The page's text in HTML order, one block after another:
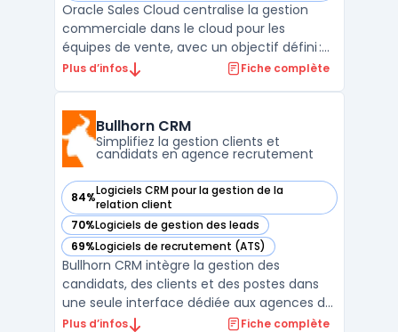
Oracle Sales Cloud centralise la gestion
commerciale dans le cloud pour les
équipes de vente, avec un objectif défini :
structurer l’exécution du cycle de vente sur
fonctionnalités nécessaires pour relier
campagnes ...
Plus d’infos Fiche complète
Bullhorn CRM
Simplifiez la gestion clients et
candidats en agence recrutement
84%Logiciels CRM pour la gestion de la
relation client
— voir Bullhorn CRM dans cette catégorie
70%Logiciels de gestion des leads
— voir Bullhorn CRM dans cette catégorie
69%Logiciels de recrutement (ATS)
— voir Bullhorn CRM dans cette catégorie
Bullhorn CRM intègre la gestion des
candidats, des clients et des postes dans
une seule interface dédiée aux agences de
recrutement et d’intérim. L’outil prend en
Plus d’infos Fiche complète